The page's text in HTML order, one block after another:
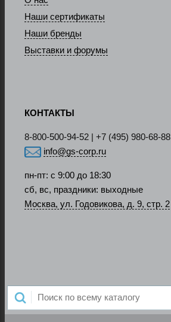
Наши сертификаты
Наши бренды
Выставки и форумы
КОНТАКТЫ
8-800-500-94-52 | +7 (495) 980-68-88
info@gs-corp.ru
пн-пт: с 9:00 до 18:30
сб, вс, праздники: выходные
Москва, ул. Годовикова, д. 9, стр. 2